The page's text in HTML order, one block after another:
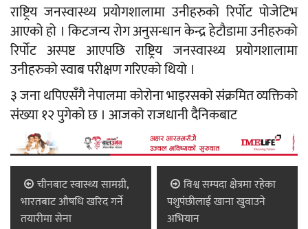
राष्ट्रिय जनस्वास्थ्य प्रयोगशालामा उनीहरुको रिर्पोट पोजेटिभ
आएको हो । किटजन्य रोग अनुसन्धान केन्द्र हेटौडामा उनीहरुको
रिर्पोट अस्पष्ट आएपछि राष्ट्रिय जनस्वास्थ्य प्रयोगशालामा
उनीहरुको स्वाब परीक्षण गरिएको थियो ।
३ जना थपिएसँगै नेपालमा कोरोना भाइरसको संक्रमित व्यक्तिको
संख्या १२ पुगेको छ । आजको राजधानी दैनिकबाट
चीनबाट स्वास्थ्य सामग्री,
भारतबाट औषधि खरिद गर्ने
तयारीमा सेना
विश्व सम्पदा क्षेत्रमा रहेका
पशुपंछीलाई खाना खुवाउने
अभियान